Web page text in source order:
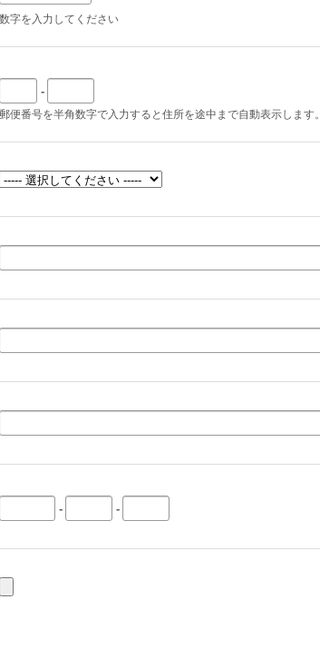
数字を入力してください
-
郵便番号を半角数字で入力すると住所を途中まで自動表示します。
- -